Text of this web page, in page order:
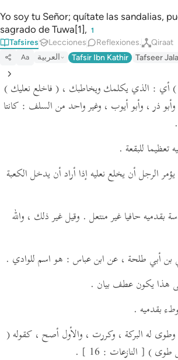
Yo soy tu Señor; quítate las sandalias,
sagrado de Tuwa[1], 1
Tafsires Lecciones Reflexiones. Qiraat
Aa العربية Tafsir Ibn Kathir Tafseer
) أي : الذي يكلمك ويخاطبك ، ( فاخلع نعليك )
ذر ، وأبو أيوب ، وغير واحد من السلف : كانتا
تعظيما للبقعة .
الرجل أن يخلع نعليه إذا أراد أن يدخل الكعبة
بقدميه حافيا غير منتعل . وقيل غير ذلك ، والله
بن أبي طلحة ، عن ابن عباس : هو اسم للوادي .
هذا يكون عطف بيان .
بقدميه .
له البركة ، وكررت ، والأول أصح ، كقوله(
طوى ) [ النازعات : 16 ] .